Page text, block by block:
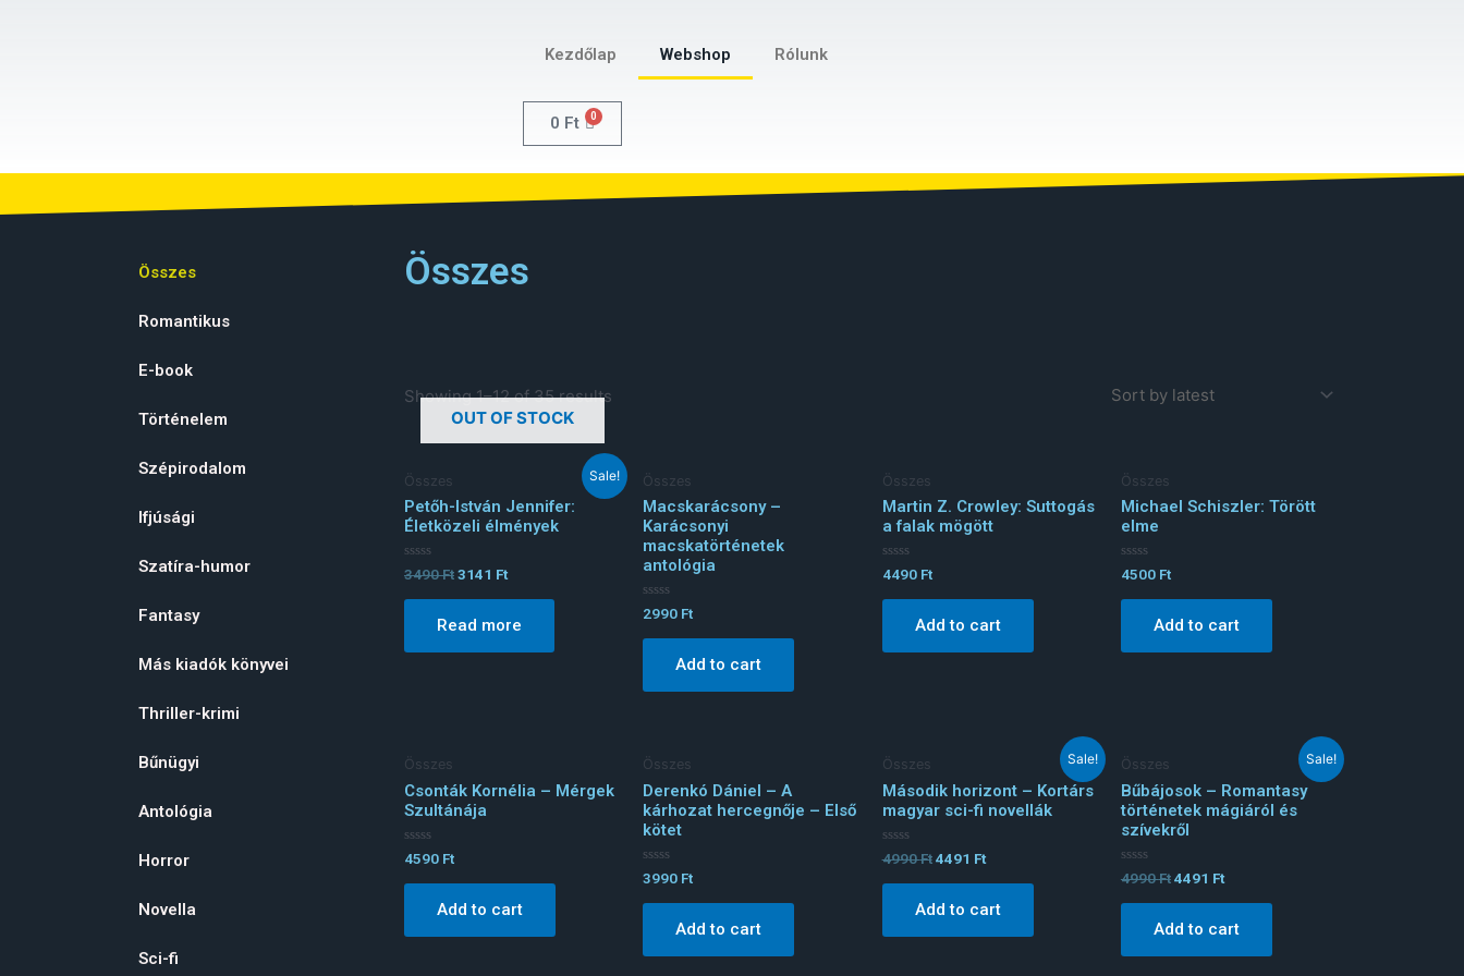
Kezdőlap Webshop Rólunk
0 Ft 0
Összes
Romantikus
E-book
Történelem
Szépirodalom
Ifjúsági
Szatíra-humor
Fantasy
Más kiadók könyvei
Thriller-krimi
Bűnügyi
Antológia
Horror
Novella
Sci-fi
Összes
Showing 1–12 of 35 results
Sale!
OUT OF STOCK
Összes
Petőh-István Jennifer:
Életközeli élmények
Rated
0
out
3490Ft3141 Ft
Read more
Összes
Macskarácsony –
Karácsonyi
macskatörténetek
antológia
Rated
0
out
2990 Ft
Add to cart
Összes
Martin Z. Crowley: Suttogás
a falak mögött
Rated
0
out
4490 Ft
Add to cart
Összes
Michael Schiszler: Törött
elme
Rated
0
out
4500 Ft
Add to cart
Összes
Csonták Kornélia – Mérgek
Szultánája
Rated
0
out
4590 Ft
Add to cart
Összes
Derenkó Dániel – A
kárhozat hercegnője – Első
kötet
Rated
0
out
3990 Ft
Add to cart
Sale!
Összes
Második horizont – Kortárs
magyar sci-fi novellák
Rated
0
out
4990Ft 4491 Ft
Add to cart
Sale!
Összes
Bűbájosok – Romantasy
történetek mágiáról és
szívekről
Rated
0
out
4990Ft4491 Ft
Add to cart